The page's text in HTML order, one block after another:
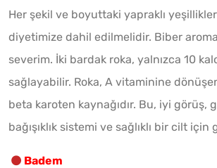
Her şekil ve boyuttaki yapraklı
diyetimize dahil edilmelidir. Biber
severim. İki bardak roka, yalnızca 10
sağlayabilir. Roka, A vitaminine
beta karoten kaynağıdır. Bu, iyi görüş,
bağışıklık sistemi ve sağlıklı bir cilt için
Badem